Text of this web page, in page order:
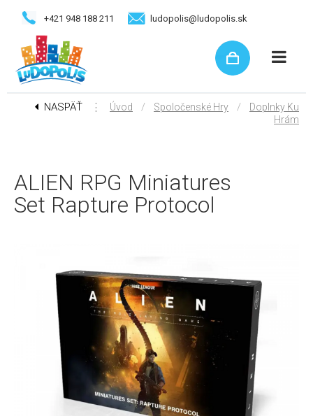
+421 948 188 211 ludopolis@ludopolis.sk
NASPÄŤ ⋮ Úvod / Spoločenské Hry /
Doplnky Ku
Hrám
ALIEN RPG Miniatures
Set Rapture Protocol